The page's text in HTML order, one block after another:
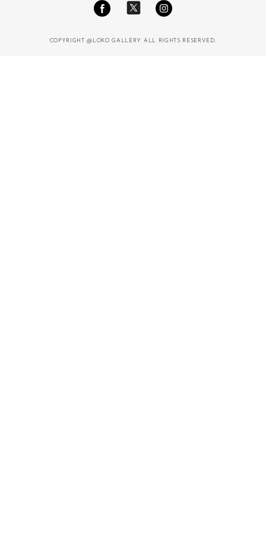
COPYRIGHT @LOKO GALLERY ALL RIGHTS RESERVED.